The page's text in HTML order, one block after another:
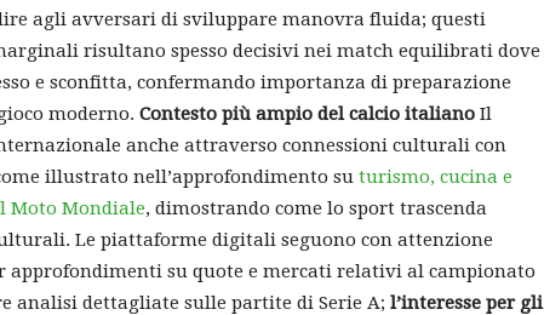
agli avversari di sviluppare manovra fluida; questi
risultano spesso decisivi nei match equilibrati dove
e sconfitta, confermando importanza di preparazione
moderno. Contesto più ampio del calcio italiano Il
anche attraverso connessioni culturali con
illustrato nell’approfondimento su turismo, cucina e
Moto Mondiale, dimostrando come lo sport trascenda
Le piattaforme digitali seguono con attenzione
approfondimenti su quote e mercati relativi al campionato
analisi dettagliate sulle partite di Serie A; l’interesse per gli